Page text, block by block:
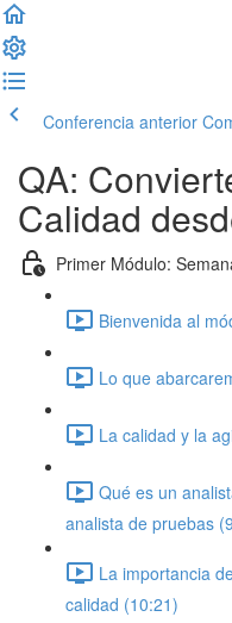
Conferencia anterior
QA:
Calidad
Primer Módulo:
Bienvenida al
Lo que
La calidad y la
Qué es un
analista de pruebas
La importancia
calidad (10:21)